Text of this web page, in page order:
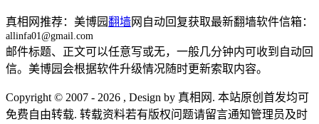
真相网推荐：美博园翻墙网自动回复获取最新翻墙软件信箱：
allinfa01@gmail.com
邮件标题、正文可以任意写或无，一般几分钟内可收到自动回
信。美博园会根据软件升级情况随时更新索取内容。
Copyright © 2007 - 2026 , Design by 真相网. 本站原创首发均可
免费自由转载. 转载资料若有版权问题请留言通知管理员及时